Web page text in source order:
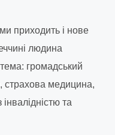
приходить і нове
людина
громадський
страхова медицина,
та